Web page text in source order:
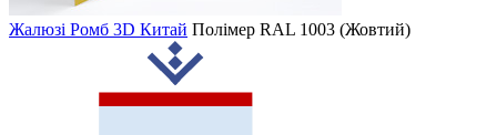
Жалюзі Ромб 3D Китай Полімер RAL 1003 (Жовтий)